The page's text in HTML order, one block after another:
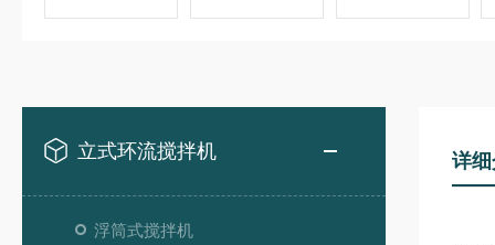
立式环流搅拌机
浮筒式搅拌机
详